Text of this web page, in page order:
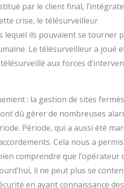
par le client final,
crise, le télésurveilleur
lequel ils pouvaient se tourner
Le télésurveilleur a joué
aux forces
: la gestion de sites
dû gérer de nombreuses
Période, qui a aussi été
Cela nous a
comprendre que l’opérateur
il ne peut plus se
en ayant connaissance